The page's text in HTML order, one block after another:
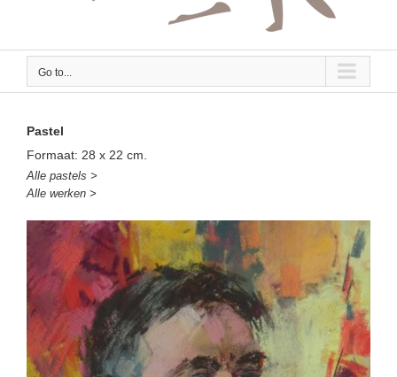
Go to...
Pastel
Formaat: 28 x 22 cm.
Alle pastels >
Alle werken >